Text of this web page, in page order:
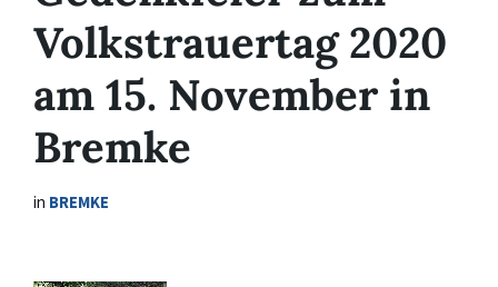
Volkstrauertag 2020
am 15. November in
Bremke
in BREMKE